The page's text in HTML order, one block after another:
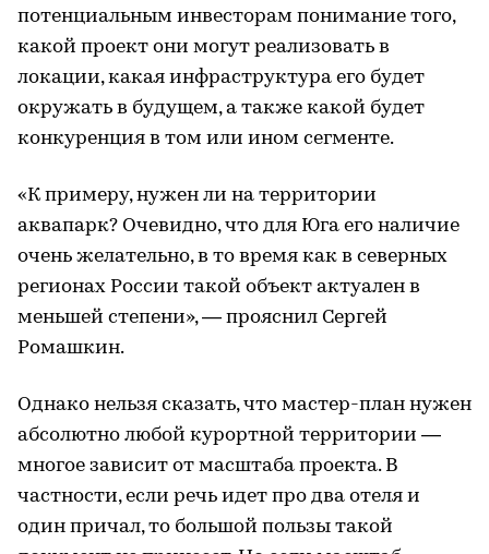
потенциальным инвесторам понимание того,
какой проект они могут реализовать в
локации, какая инфраструктура его будет
окружать в будущем, а также какой будет
конкуренция в том или ином сегменте.
«К примеру, нужен ли на территории
аквапарк? Очевидно, что для Юга его наличие
очень желательно, в то время как в северных
регионах России такой объект актуален в
меньшей степени», — прояснил Сергей
Ромашкин.
Однако нельзя сказать, что мастер-план нужен
абсолютно любой курортной территории —
многое зависит от масштаба проекта. В
частности, если речь идет про два отеля и
один причал, то большой пользы такой